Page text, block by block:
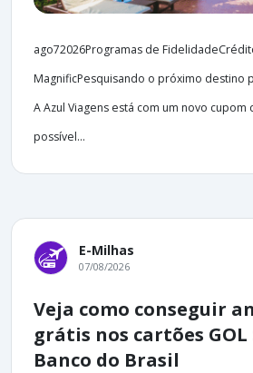
ago72026Programas de
MagnificPesquisando o próximo destino
A Azul Viagens está com um novo
possível...
E-Milhas
07/08/2026
Veja como conseguir
grátis nos cartões GOL
Banco do Brasil